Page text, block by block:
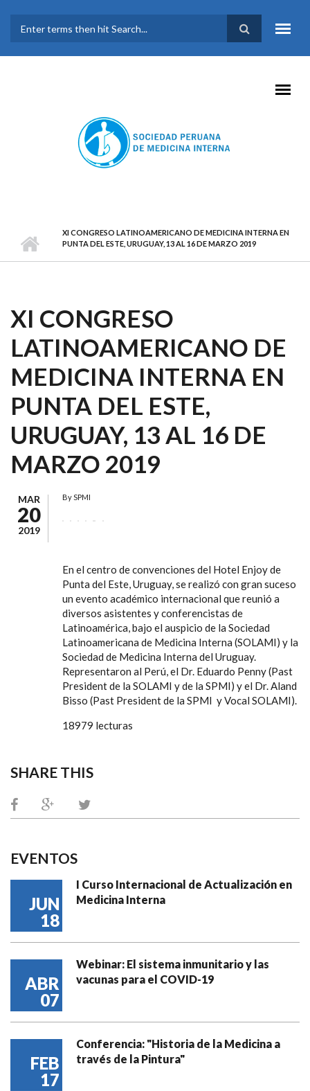
FORMULARIO DE
BÚSQUEDA
XI CONGRESO LATINOAMERICANO DE MEDICINA INTERNA EN
PUNTA DEL ESTE, URUGUAY, 13 AL 16 DE MARZO 2019
XI CONGRESO
LATINOAMERICANO DE
MEDICINA INTERNA EN
PUNTA DEL ESTE,
URUGUAY, 13 AL 16 DE
MARZO 2019
MAR
20
2019
BySPMI
En el centro de convenciones del Hotel Enjoy de
Punta del Este, Uruguay, se realizó con gran suceso
un evento académico internacional que reunió a
diversos asistentes y conferencistas de
Latinoamérica, bajo el auspicio de la Sociedad
Latinoamericana de Medicina Interna (SOLAMI) y la
Sociedad de Medicina Interna del Uruguay.
Representaron al Perú, el Dr. Eduardo Penny (Past
President de la SOLAMI y de la SPMI) y el Dr. Aland
Bisso (Past President de la SPMI y Vocal SOLAMI).
18979 lecturas
SHARE THIS
EVENTOS
JUN
18
I Curso Internacional de Actualización en
Medicina Interna
ABR
07
Webinar: El sistema inmunitario y las
vacunas para el COVID-19
FEB
17
Conferencia: "Historia de la Medicina a
través de la Pintura"